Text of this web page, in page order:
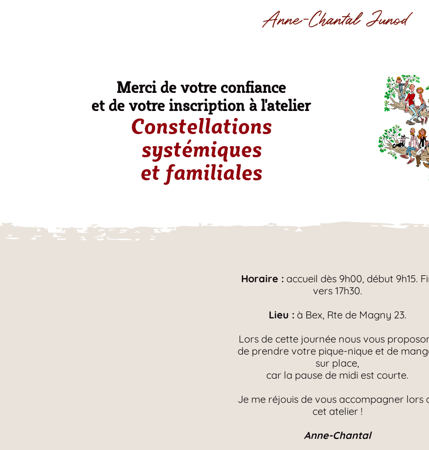
Merci de votre confiance
et de votre inscription à l'atelier
Constellations
systémiques
et familiales
Horaire : accueil dès 9h00, début 9h15.
vers 17h30.
Lieu : à Bex, Rte de Magny 23.
Lors de cette journée nous vous
de prendre votre pique-nique et de
sur place,
car la pause de midi est courte.
Je me réjouis de vous accompagner lors
cet atelier !
Anne-Chantal